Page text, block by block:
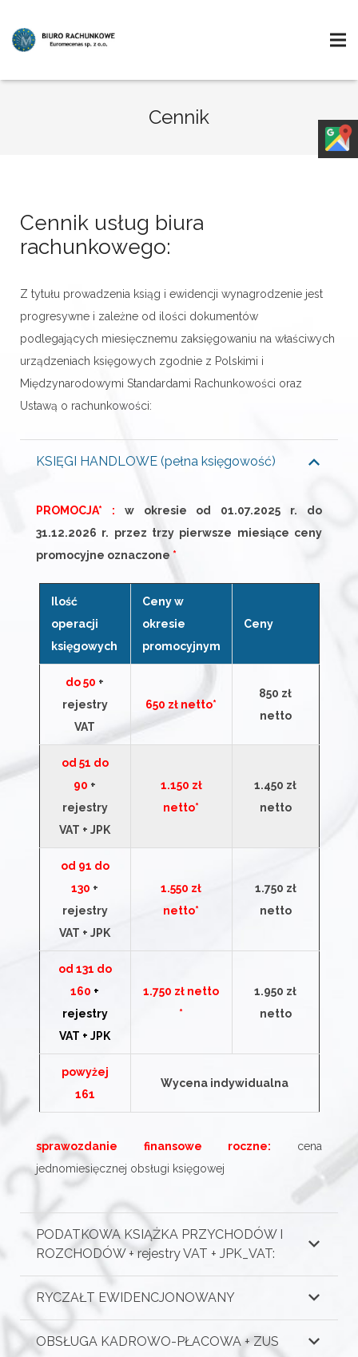
Cennik
Cennik usług biura
rachunkowego:
Z tytułu prowadzenia ksiąg i ewidencji wynagrodzenie jest
progresywne i zależne od ilości dokumentów
podlegających miesięcznemu zaksięgowaniu na właściwych
urządzeniach księgowych zgodnie z Polskimi i
Międzynarodowymi Standardami Rachunkowości oraz
Ustawą o rachunkowości:
KSIĘGI HANDLOWE (pełna księgowość)
PROMOCJA* : w okresie od 01.07.2025 r. do
31.12.2026 r. przez trzy pierwsze miesiące ceny
promocyjne oznaczone *
Ilość
operacji
księgowych
Ceny w
okresie
promocyjnym
Ceny
do 50 +
rejestry
VAT
650 zł netto*
850 zł
netto
od 51 do
90 +
rejestry
VAT + JPK
1.150 zł
netto*
1.450 zł
netto
od 91 do
130 +
rejestry
VAT + JPK
1.550 zł
netto*
1.750 zł
netto
od 131 do
160 +
rejestry
VAT + JPK
1.750 zł netto
*
1.950 zł
netto
powyżej
161
Wycena indywidualna
sprawozdanie finansowe roczne: cena
jednomiesięcznej obsługi księgowej
PODATKOWA KSIĄŻKA PRZYCHODÓW I
ROZCHODÓW + rejestry VAT + JPK_VAT:
RYCZAŁT EWIDENCJONOWANY
OBSŁUGA KADROWO-PŁACOWA + ZUS